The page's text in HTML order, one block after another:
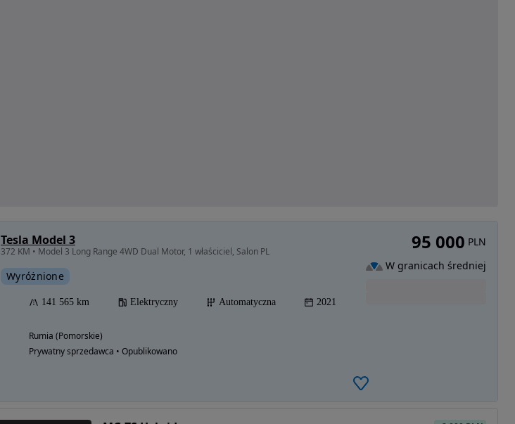
Tesla Model 3
372 KM • Model 3 Long Range 4WD Dual Motor, 1 właściciel, Salon PL
Wyróżnione
141 565 km Elektryczny Automatyczna 2021
Rumia (Pomorskie)
Prywatny sprzedawca • Opublikowano
95 000 PLN
W granicach średniej